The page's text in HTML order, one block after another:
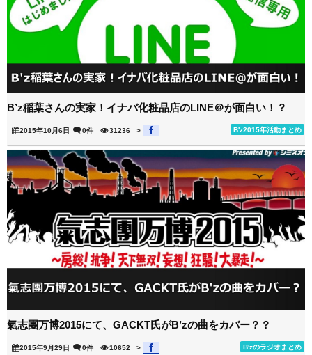
B’z稲葉さんの実家！イナバ化粧品店のLINE＠が面白い！？
2015年10月6日 B'z2015年活動まとめ
0件 31236 >
氣志團万博2015にて、GACKT氏がB’zの曲をカバー？？
2015年9月29日 B'zのラジオまとめ
0件 10652 >